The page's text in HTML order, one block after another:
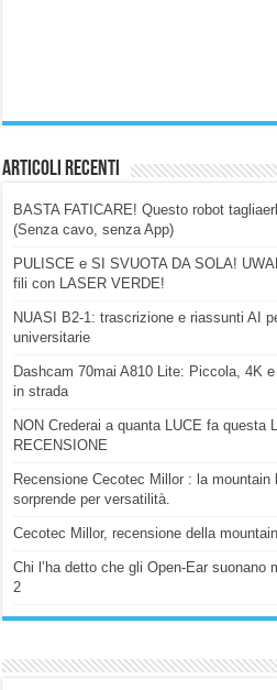
Articoli Recenti
BASTA FATICARE! Questo robot
(Senza cavo, senza App)
PULISCE e SI SVUOTA DA SOLA!
fili con LASER VERDE!
NUASI B2-1: trascrizione e riassunti AI
universitarie
Dashcam 70mai A810 Lite: Piccola, 4K
in strada
NON Crederai a quanta LUCE fa questa
RECENSIONE
Recensione Cecotec Millor : la
sorprende per versatilità.
Cecotec Millor, recensione della
Chi l’ha detto che gli Open-Ear suonano
2